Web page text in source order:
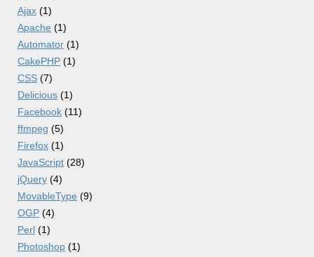
Ajax (1)
Apache (1)
Automator (1)
CakePHP (1)
CSS (7)
Delicious (1)
Facebook (11)
ffmpeg (5)
Firefox (1)
JavaScript (28)
jQuery (4)
MovableType (9)
OGP (4)
Perl (1)
Photoshop (1)